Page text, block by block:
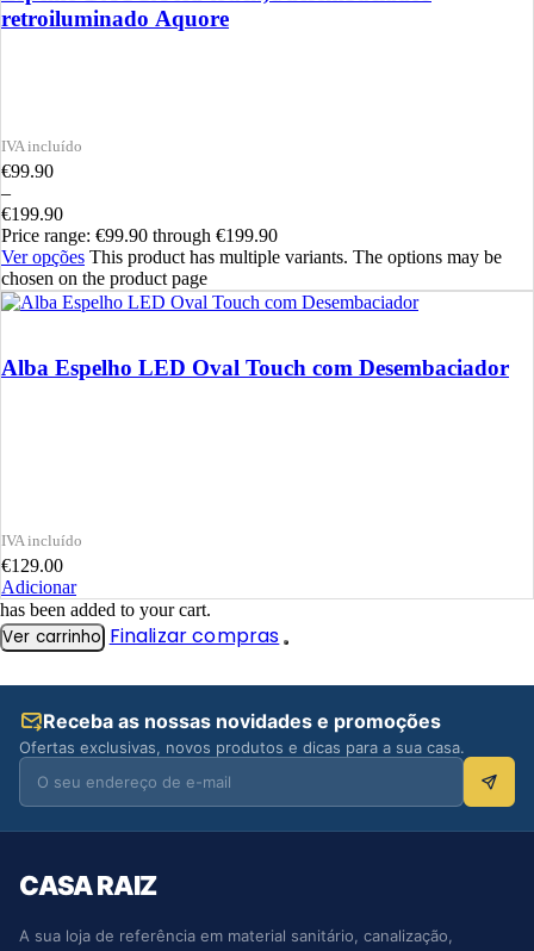
retroiluminado Aquore
€99.90
–
€199.90
Price range: €99.90 through €199.90
Ver opções This product has multiple variants. The options may be
chosen on the product page
Alba Espelho LED Oval Touch com Desembaciador
€129.00
Adicionar
has been added to your cart.
Ver carrinho Finalizar compras
Receba as nossas novidades e promoções
Ofertas exclusivas, novos produtos e dicas para a sua casa.
CASA RAIZ
A sua loja de referência em material sanitário, canalização,